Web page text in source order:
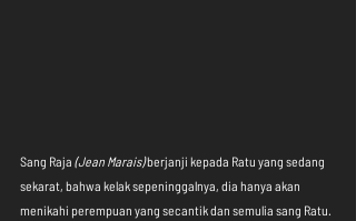
Sang Raja (Jean Marais) berjanji kepada Ratu yang sedang
sekarat, bahwa kelak sepeninggalnya, dia hanya akan
menikahi perempuan yang secantik dan semulia sang Ratu.